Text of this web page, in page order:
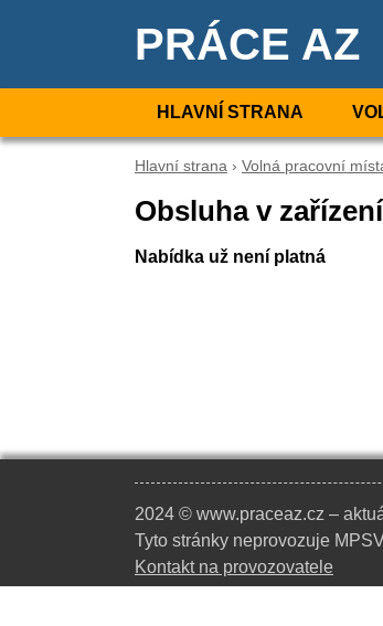
PRÁCE AZ
HLAVNÍ STRANA
Hlavní strana › Volná pracovní
Obsluha v
Nabídka už není platná
2024 © www.praceaz.cz –
Tyto stránky neprovozuje
Kontakt na provozovatele